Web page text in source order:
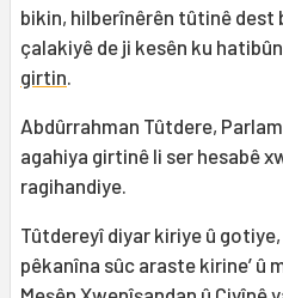
bikin, hilberînêrên tûtinê dest
çalakiyê de ji kesên ku
girtin
Abdûrrahman Tûtdere,
agahiya girtinê li ser hesabê
ragihandiye.
Tûtdereyî diyar kiriye û
pêkanîna sûc araste kirine’ û